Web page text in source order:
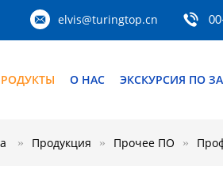
elvis@turingtop.cn
О НАС ЭКСКУРСИЯ ПО
Продукция Прочее ПО